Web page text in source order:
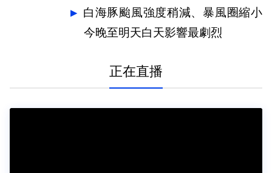
白海豚颱風強度稍減、暴風圈縮小
今晚至明天白天影響最劇烈
正在直播